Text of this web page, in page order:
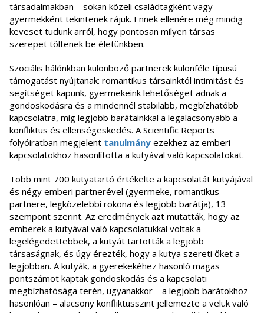
társadalmakban – sokan közeli családtagként vagy
gyermekként tekintenek rájuk. Ennek ellenére még mindig
keveset tudunk arról, hogy pontosan milyen társas
szerepet töltenek be életünkben.
Szociális hálónkban különböző partnerek különféle típusú
támogatást nyújtanak: romantikus társainktól intimitást és
segítséget kapunk, gyermekeink lehetőséget adnak a
gondoskodásra és a mindennél stabilabb, megbízhatóbb
kapcsolatra, míg legjobb barátainkkal a legalacsonyabb a
konfliktus és ellenségeskedés. A Scientific Reports
folyóiratban megjelent tanulmány ezekhez az emberi
kapcsolatokhoz hasonlította a kutyával való kapcsolatokat.
Több mint 700 kutyatartó értékelte a kapcsolatát kutyájával
és négy emberi partnerével (gyermeke, romantikus
partnere, legközelebbi rokona és legjobb barátja), 13
szempont szerint. Az eredmények azt mutatták, hogy az
emberek a kutyával való kapcsolatukkal voltak a
legelégedettebbek, a kutyát tartották a legjobb
társaságnak, és úgy érezték, hogy a kutya szereti őket a
legjobban. A kutyák, a gyerekekéhez hasonló magas
pontszámot kaptak gondoskodás és a kapcsolati
megbízhatósága terén, ugyanakkor – a legjobb barátokhoz
hasonlóan – alacsony konfliktusszint jellemezte a velük való